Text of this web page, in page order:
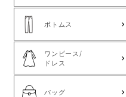
ボトムス
ワンピース/
ドレス
バッグ